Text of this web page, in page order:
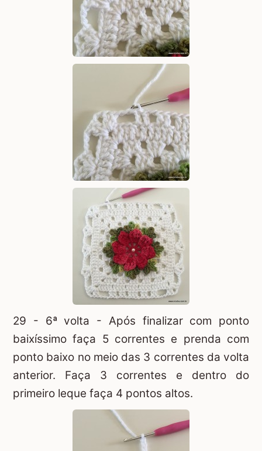
29 - 6ª volta - Após finalizar com ponto
baixíssimo faça 5 correntes e prenda com
ponto baixo no meio das 3 correntes da volta
anterior. Faça 3 correntes e dentro do
primeiro leque faça 4 pontos altos.